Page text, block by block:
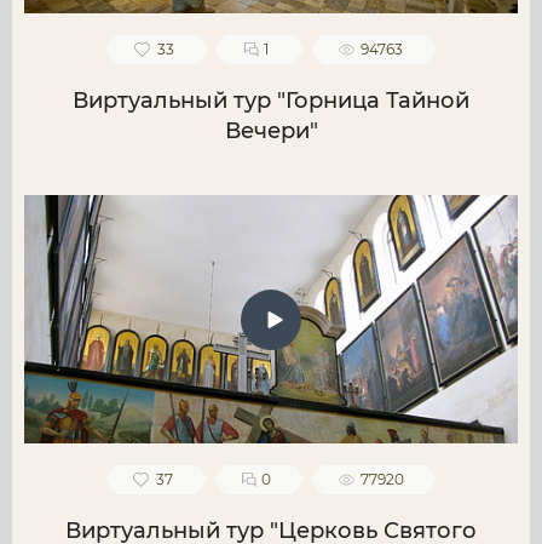
33 1 94763
Виртуальный тур "Горница Тайной
Вечери"
37 0 77920
Виртуальный тур "Церковь Святого